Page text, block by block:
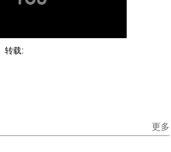
转载:
更多